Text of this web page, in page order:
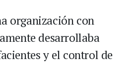
organización con
desarrollaba
y el control de